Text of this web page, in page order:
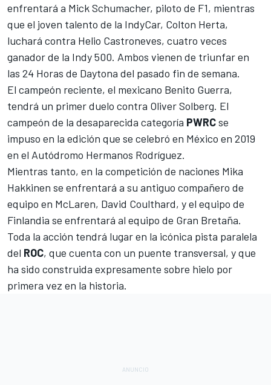
enfrentará a Mick Schumacher, piloto de F1, mientras
que el joven talento de la IndyCar, Colton Herta,
luchará contra Helio Castroneves, cuatro veces
ganador de la Indy 500. Ambos vienen de triunfar en
las 24 Horas de Daytona del pasado fin de semana.
El campeón reciente, el mexicano Benito Guerra,
tendrá un primer duelo contra Oliver Solberg. El
campeón de la desaparecida categoría PWRCse
impuso en la edición que se celebró en México en 2019
en el Autódromo Hermanos Rodríguez.
Mientras tanto, en la competición de naciones Mika
Hakkinen se enfrentará a su antiguo compañero de
equipo en McLaren, David Coulthard, y el equipo de
Finlandia se enfrentará al equipo de Gran Bretaña.
Toda la acción tendrá lugar en la icónica pista paralela
del ROC, que cuenta con un puente transversal, y que
ha sido construida expresamente sobre hielo por
primera vez en la historia.